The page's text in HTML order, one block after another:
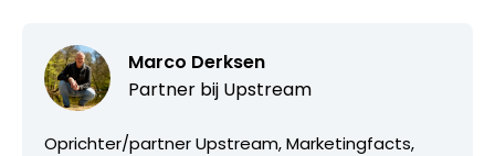
Marco Derksen
Partner bij Upstream
Oprichter/partner Upstream, Marketingfacts,